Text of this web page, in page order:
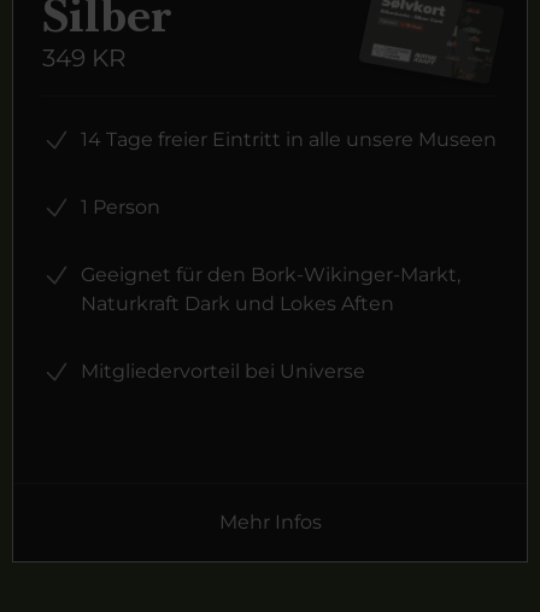
Silber
349 KR
14 Tage freier Eintritt in alle unsere Museen
1 Person
Geeignet für den Bork-Wikinger-Markt,
Naturkraft Dark und Lokes Aften
Mitgliedervorteil bei Universe
Mehr Infos